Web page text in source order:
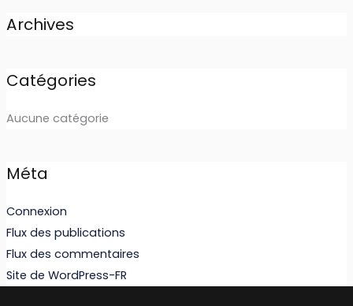
Archives
Catégories
Aucune catégorie
Méta
Connexion
Flux des publications
Flux des commentaires
Site de WordPress-FR